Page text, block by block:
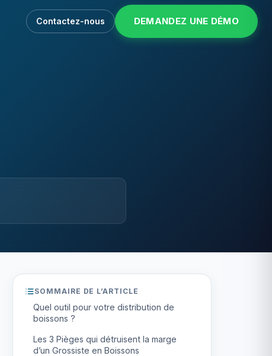
Contactez-nous DEMANDEZ UNE DÉMO
SOMMAIRE DE L’ARTICLE
Quel outil pour votre distribution de
boissons ?
Les 3 Pièges qui détruisent la marge
d’un Grossiste en Boissons